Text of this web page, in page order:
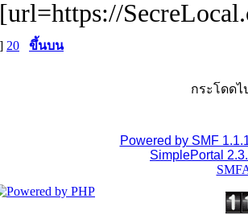
[url=https://
] 20 ขึ้นบน
กระโดดไ
Powered by SMF
SimplePortal